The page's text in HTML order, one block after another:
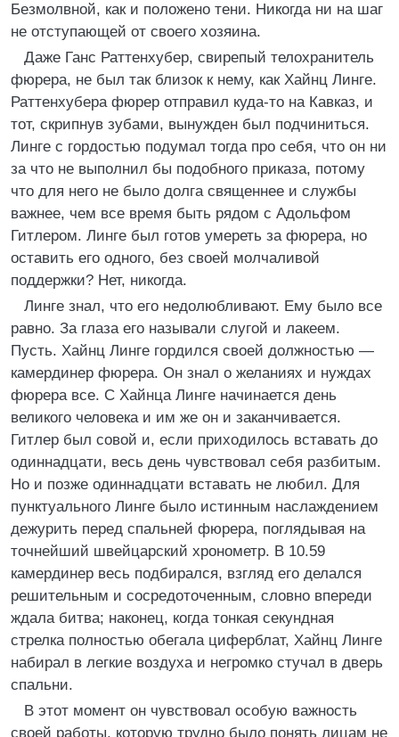
Безмолвной, как и положено тени. Никогда ни на шаг
не отступающей от своего хозяина.
Даже Ганс Раттенхубер, свирепый телохранитель
фюрера, не был так близок к нему, как Хайнц Линге.
Раттенхубера фюрер отправил куда-то на Кавказ, и
тот, скрипнув зубами, вынужден был подчиниться.
Линге с гордостью подумал тогда про себя, что он ни
за что не выполнил бы подобного приказа, потому
что для него не было долга священнее и службы
важнее, чем все время быть рядом с Адольфом
Гитлером. Линге был готов умереть за фюрера, но
оставить его одного, без своей молчаливой
поддержки? Нет, никогда.
Линге знал, что его недолюбливают. Ему было все
равно. За глаза его называли слугой и лакеем.
Пусть. Хайнц Линге гордился своей должностью —
камердинер фюрера. Он знал о желаниях и нуждах
фюрера все. С Хайнца Линге начинается день
великого человека и им же он и заканчивается.
Гитлер был совой и, если приходилось вставать до
одиннадцати, весь день чувствовал себя разбитым.
Но и позже одиннадцати вставать не любил. Для
пунктуального Линге было истинным наслаждением
дежурить перед спальней фюрера, поглядывая на
точнейший швейцарский хронометр. В 10.59
камердинер весь подбирался, взгляд его делался
решительным и сосредоточенным, словно впереди
ждала битва; наконец, когда тонкая секундная
стрелка полностью обегала циферблат, Хайнц Линге
набирал в легкие воздуха и негромко стучал в дверь
спальни.
В этот момент он чувствовал особую важность
своей работы, которую трудно было понять лицам не